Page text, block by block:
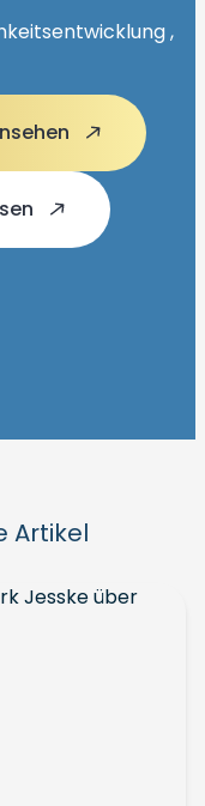
,
Artikel